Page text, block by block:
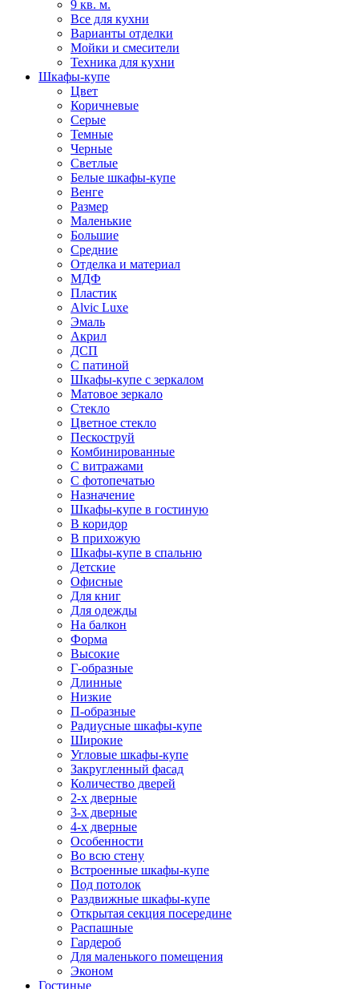
9 кв. м.
Все для кухни
Варианты отделки
Мойки и смесители
Техника для кухни
Шкафы-купе
Цвет
Коричневые
Серые
Темные
Черные
Светлые
Белые шкафы-купе
Венге
Размер
Маленькие
Большие
Средние
Отделка и материал
МДФ
Пластик
Alvic Luxe
Эмаль
Акрил
ДСП
С патиной
Шкафы-купе с зеркалом
Матовое зеркало
Стекло
Цветное стекло
Пескоструй
Комбинированные
С витражами
С фотопечатью
Назначение
Шкафы-купе в гостиную
В коридор
В прихожую
Шкафы-купе в спальню
Детские
Офисные
Для книг
Для одежды
На балкон
Форма
Высокие
Г-образные
Длинные
Низкие
П-образные
Радиусные шкафы-купе
Широкие
Угловые шкафы-купе
Закругленный фасад
Количество дверей
2-х дверные
3-х дверные
4-х дверные
Особенности
Во всю стену
Встроенные шкафы-купе
Под потолок
Раздвижные шкафы-купе
Открытая секция посередине
Распашные
Гардероб
Для маленького помещения
Эконом
Гостиные